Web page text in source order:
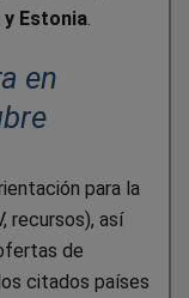
y Estonia
en
para la
recursos), así
de
citados países